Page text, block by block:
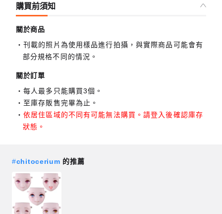
購買前須知
關於商品
刊載的照片為使用樣品進行拍攝，與實際商品可能會有
部分規格不同的情況。
關於訂單
每人最多只能購買3個。
至庫存販售完畢為止。
依居住區域的不同有可能無法購買。請登入後確認庫存
狀態。
#chitocerium 的推薦